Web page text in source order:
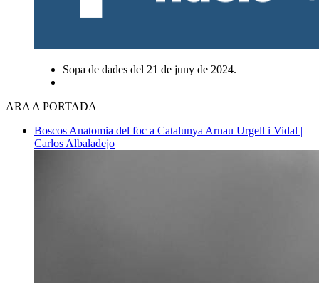
Sopa de dades del 21 de juny de 2024.
ARA A PORTADA
Boscos Anatomia del foc a Catalunya Arnau Urgell i Vidal |
Carlos Albaladejo